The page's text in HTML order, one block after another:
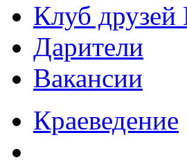
Клуб
Дарители
Вакансии
Краеведение